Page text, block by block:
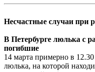
Несчастные случаи при
В Петербурге люлька с
погибшие
14 марта примерно в
люлька, на которой